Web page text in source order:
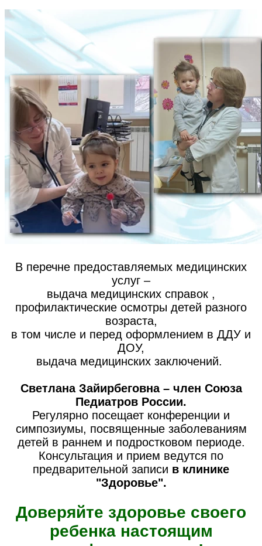
В перечне предоставляемых медицинских
услуг –
выдача медицинских справок ,
профилактические осмотры детей разного
возраста,
в том числе и перед оформлением в ДДУ и
ДОУ,
выдача медицинских заключений.
Светлана Зайирбеговна – член Союза
Педиатров России.
Регулярно посещает конференции и
симпозиумы, посвященные заболеваниям
детей в раннем и подростковом периоде.
Консультация и прием ведутся по
предварительной записи в клинике
"Здоровье".
Доверяйте здоровье своего
ребенка настоящим